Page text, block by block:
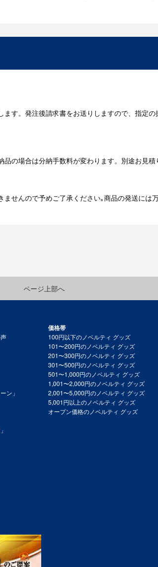
文書をお送りします。
程度で納品となります。
日程度で納品となります。
す。発注後請求書をお送りしますので、指定
の場合は分納手数料が変わります。別途お見積
せんので予めご了承ください｡商品の発送に
ページ上部へ
ン」
価格帯
100円以下のノベルティ グッズ
101〜200円のノベルティ グッズ
201〜300円のノベルティ グッズ
301〜500円のノベルティ グッズ
501〜1,000円のノベルティ グッズ
1,001〜2,000円のノベルティ グッズ
2,001〜5,000円のノベルティ グッズ
5,001円以上のノベルティ グッズ
オープン価格のノベルティ グッズ